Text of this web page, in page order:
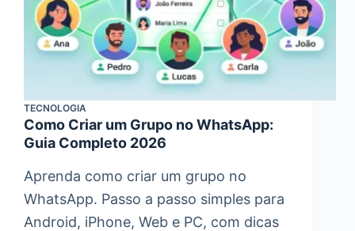
TECNOLOGIA
Como Criar um Grupo no WhatsApp:
Guia Completo 2026
Aprenda como criar um grupo no
WhatsApp. Passo a passo simples para
Android, iPhone, Web e PC, com dicas